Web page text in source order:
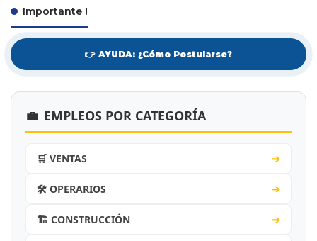
Importante !
👉 AYUDA: ¿Cómo Postularse?
💼 EMPLEOS POR CATEGORÍA
🛒 VENTAS ➔
🛠️ OPERARIOS ➔
🏗️ CONSTRUCCIÓN ➔